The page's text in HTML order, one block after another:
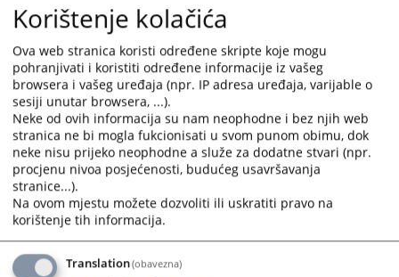
Prilikom predaje dokumenta potrebno je platiti
propisanu sudsku taksu.
1649PREGLEDA
Korištenje kolačića
Ova web stranica koristi određene skripte koje mogu
pohranjivati i koristiti određene informacije iz vašeg
browsera i vašeg uređaja (npr. IP adresa uređaja, varijable o
sesiji unutar browsera, ...).
Neke od ovih informacija su nam neophodne i bez njih web
stranica ne bi mogla fukcionisati u svom punom obimu, dok
neke nisu prijeko neophodne a služe za dodatne stvari (npr.
procjenu nivoa posjećenosti, budućeg usavršavanja
stranice...).
Na ovom mjestu možete dozvoliti ili uskratiti pravo na
korištenje tih informacija.
Translation(obavezna)